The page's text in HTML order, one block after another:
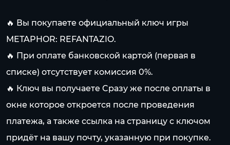
🔥 Вы покупаете официальный ключ игры
METAPHOR: REFANTAZIO.
🔥 При оплате банковской картой (первая в
списке) отсутствует комиссия 0%.
🔥 Ключ вы получаете Cразу же после оплаты в
окне которое откроется после проведения
платежа, а также ссылка на страницу с ключом
придёт на вашу почту, указанную при покупке.